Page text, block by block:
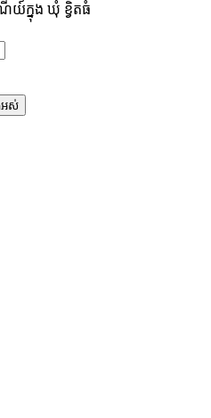
ក្នុង ឃុំ ខ្វិតធំ
អស់